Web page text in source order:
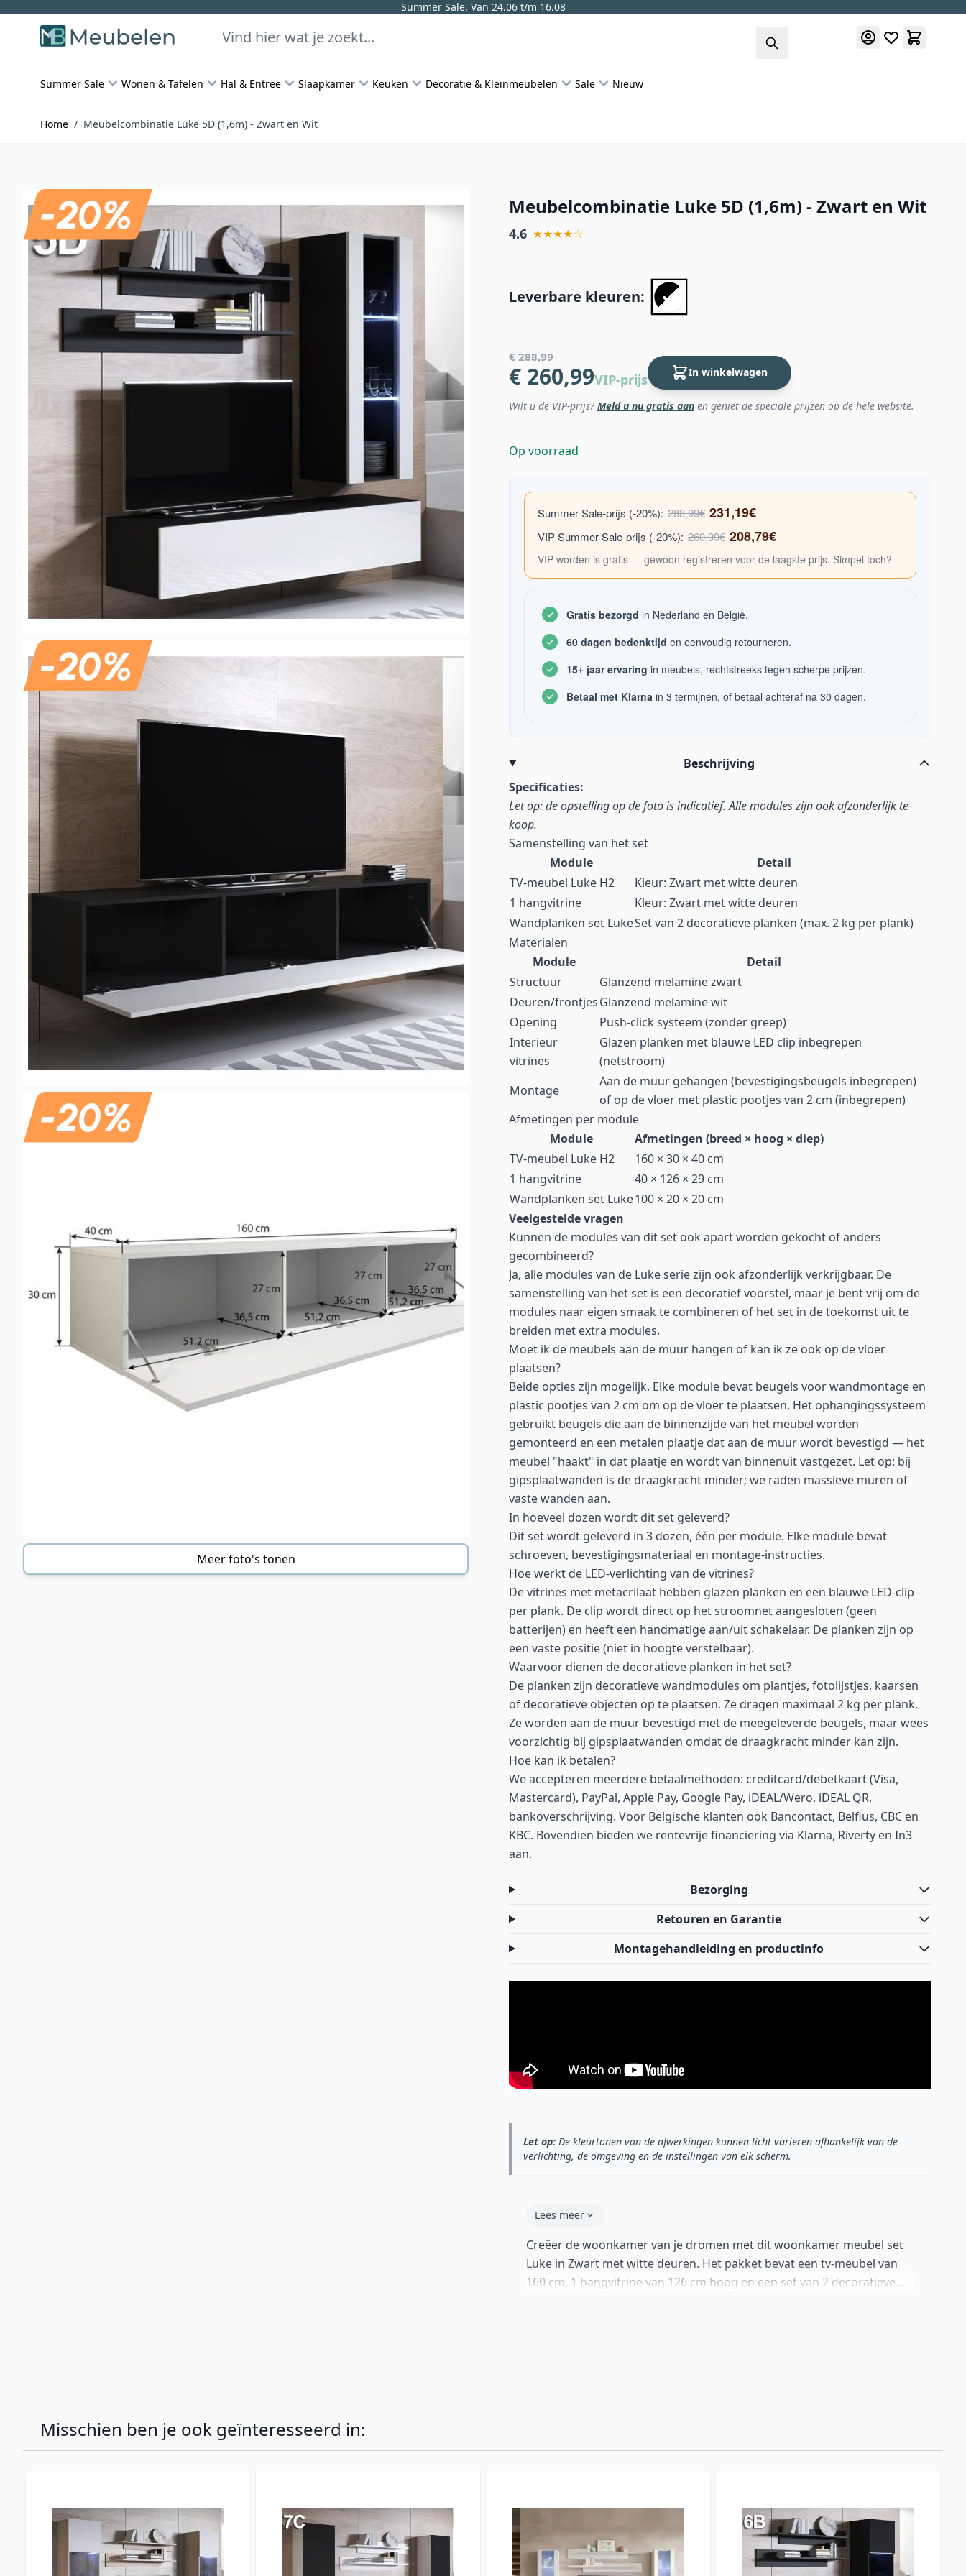
Summer Sale. Van 24.06 t/m 16.08
Skip to Content
Zoeken
Summer Sale Wonen & Tafelen Hal & Entree Slaapkamer Keuken Decoratie & Kleinmeubelen Sale Nieuw
Home / Meubelcombinatie Luke 5D (1,6m) - Zwart en Wit
Meer foto's tonen
Meubelcombinatie Luke 5D (1,6m) - Zwart en Wit
4.6 ★★★★☆
Leverbare kleuren:
€ 288,99
€ 260,99VIP-prijs In winkelwagen
Wilt u de VIP-prijs?Meld u nu gratis aan en geniet de speciale prijzen op de hele website.
Op voorraad
Summer Sale-prijs (-20%): 288,99€ 231,19€
VIP Summer Sale-prijs (-20%): 260,99€ 208,79€
VIP worden is gratis — gewoon registreren voor de laagste prijs. Simpel toch?
Gratis bezorgd in Nederland en België.
60 dagen bedenktijd en eenvoudig retourneren.
15+ jaar ervaring in meubels, rechtstreeks tegen scherpe prijzen.
Betaal met Klarna in 3 termijnen, of betaal achteraf na 30 dagen.
Beschrijving
Specificaties:
Let op: de opstelling op de foto is indicatief. Alle modules zijn ook afzonderlijk te
koop.
Samenstelling van het set
Module
Detail
TV-meubel Luke H2
Kleur: Zwart met witte deuren
1 hangvitrine
Kleur: Zwart met witte deuren
Wandplanken set LukeSet van 2 decoratieve planken (max. 2 kg per plank)
Materialen
Module
Detail
Structuur
Glanzend melamine zwart
Deuren/frontjesGlanzend melamine wit
Opening
Push-click systeem (zonder greep)
Interieur
vitrines
Glazen planken met blauwe LED clip inbegrepen
(netstroom)
Montage
Aan de muur gehangen (bevestigingsbeugels inbegrepen)
of op de vloer met plastic pootjes van 2 cm (inbegrepen)
Afmetingen per module
Module
Afmetingen (breed × hoog × diep)
TV-meubel Luke H2
160 × 30 × 40 cm
1 hangvitrine
40 × 126 × 29 cm
Wandplanken set Luke100 × 20 × 20 cm
Veelgestelde vragen
Kunnen de modules van dit set ook apart worden gekocht of anders
gecombineerd?
Ja, alle modules van de Luke serie zijn ook afzonderlijk verkrijgbaar. De
samenstelling van het set is een decoratief voorstel, maar je bent vrij om de
modules naar eigen smaak te combineren of het set in de toekomst uit te
breiden met extra modules.
Moet ik de meubels aan de muur hangen of kan ik ze ook op de vloer
plaatsen?
Beide opties zijn mogelijk. Elke module bevat beugels voor wandmontage en
plastic pootjes van 2 cm om op de vloer te plaatsen. Het ophangingssysteem
gebruikt beugels die aan de binnenzijde van het meubel worden
gemonteerd en een metalen plaatje dat aan de muur wordt bevestigd — het
meubel "haakt" in dat plaatje en wordt van binnenuit vastgezet. Let op: bij
gipsplaatwanden is de draagkracht minder; we raden massieve muren of
vaste wanden aan.
In hoeveel dozen wordt dit set geleverd?
Dit set wordt geleverd in 3 dozen, één per module. Elke module bevat
schroeven, bevestigingsmateriaal en montage-instructies.
Hoe werkt de LED-verlichting van de vitrines?
De vitrines met metacrilaat hebben glazen planken en een blauwe LED-clip
per plank. De clip wordt direct op het stroomnet aangesloten (geen
batterijen) en heeft een handmatige aan/uit schakelaar. De planken zijn op
een vaste positie (niet in hoogte verstelbaar).
Waarvoor dienen de decoratieve planken in het set?
De planken zijn decoratieve wandmodules om plantjes, fotolijstjes, kaarsen
of decoratieve objecten op te plaatsen. Ze dragen maximaal 2 kg per plank.
Ze worden aan de muur bevestigd met de meegeleverde beugels, maar wees
voorzichtig bij gipsplaatwanden omdat de draagkracht minder kan zijn.
Hoe kan ik betalen?
We accepteren meerdere betaalmethoden: creditcard/debetkaart (Visa,
Mastercard), PayPal, Apple Pay, Google Pay, iDEAL/Wero, iDEAL QR,
bankoverschrijving. Voor Belgische klanten ook Bancontact, Belfius, CBC en
KBC. Bovendien bieden we rentevrije financiering via Klarna, Riverty en In3
aan.
Bezorging
Retouren en Garantie
Montagehandleiding en productinfo
Let op: De kleurtonen van de afwerkingen kunnen licht variëren afhankelijk van de
verlichting, de omgeving en de instellingen van elk scherm.
Lees meer
Creëer de woonkamer van je dromen met dit woonkamer meubel set
Luke in Zwart met witte deuren. Het pakket bevat een tv-meubel van
160 cm, 1 hangvitrine van 126 cm hoog en een set van 2 decoratieve
Misschien ben je ook geïnteresseerd in: